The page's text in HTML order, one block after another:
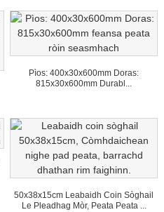
Pìos: 400x30x600mm Doras:
815x30x600mm Durabl...
50x38x15cm Leabaidh Coin Sòghail
Le Pleadhag Mòr, Peata Peata ...